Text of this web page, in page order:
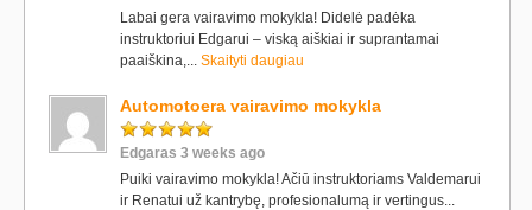
Labai gera vairavimo mokykla! Didelė padėka
instruktoriui Edgarui – viską aiškiai ir suprantamai
paaiškina,... Skaityti daugiau
Automotoera vairavimo mokykla
Edgaras 3 weeks ago
Puiki vairavimo mokykla! Ačiū instruktoriams Valdemarui
ir Renatui už kantrybę, profesionalumą ir vertingus...